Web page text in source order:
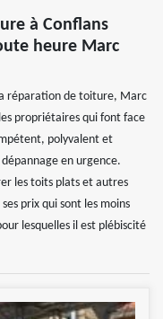
à Conflans
heure Marc
réparation de toiture, Marc
propriétaires qui font face
polyvalent et
en urgence.
les toits plats et autres
prix qui sont les moins
lesquelles il est plébiscité